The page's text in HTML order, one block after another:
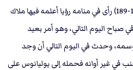
القصة إن الأسقف يوليانوس (180-189) رأى في منامه رؤيا أعلمه فيها ملاك
صباح اليوم التالي، وهو أمر بعيد
وحدث في اليوم التالي أن وجد
في غير أوانه فحمله إلى يوليانوس على